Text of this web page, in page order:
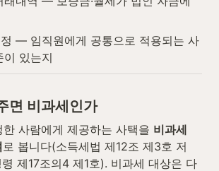
— 임직원에게 공통으로 적용되는 사
이 있는지
면 비과세인가
사람에게 제공하는 사택을 비과세
로 봅니다(소득세법 제12조 제3호 저
제17조의4 제1호). 비과세 대상은 다